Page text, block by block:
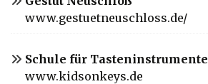
www.gestuetneuschloss.de/
Schule für Tasteninstrumente
www.kidsonkeys.de